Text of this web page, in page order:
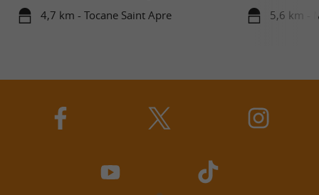
4,7 km - Tocane Saint Apre
rivière
5,6 km -